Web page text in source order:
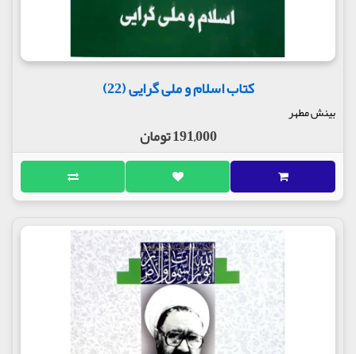
کتاب اسلام و ملی گرایی (22)
بینش مطهر
191,000 تومان